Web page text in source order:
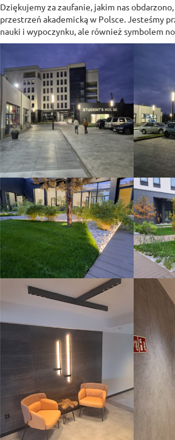
Dziękujemy za zaufanie, jakim nas
przestrzeń akademicką w Polsce. Jesteśmy
nauki i wypoczynku, ale również symbolem